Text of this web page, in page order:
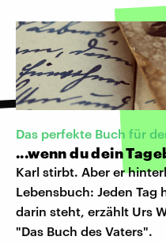
Das perfekte Buch für
...wenn du dein
Karl stirbt. Aber er
Lebensbuch: Jeden Tag
darin steht, erzählt Urs
"Das Buch des Vaters".